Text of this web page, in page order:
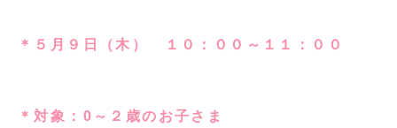
＊５月９日（木） １０：００～１１：００
＊対象：0～２歳のお子さま